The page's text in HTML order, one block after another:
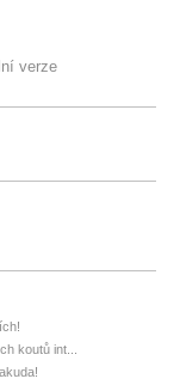
verze
koutů int...